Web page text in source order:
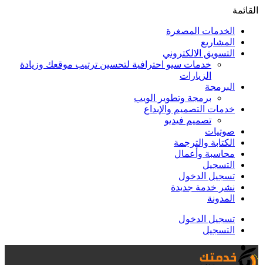
القائمة
الخدمات المصغرة
المشاريع
التسويق الالكتروني
خدمات سيو احترافية لتحسين ترتيب موقعك وزيادة
الزيارات
البرمجة
برمجة وتطوير الويب
خدمات التصميم والإبداع
تصميم فيديو
صوتيات
الكتابة والترجمة
محاسبة وأعمال
التسجيل
تسجيل الدخول
نشر خدمة جديدة
المدونة
تسجيل الدخول
التسجيل